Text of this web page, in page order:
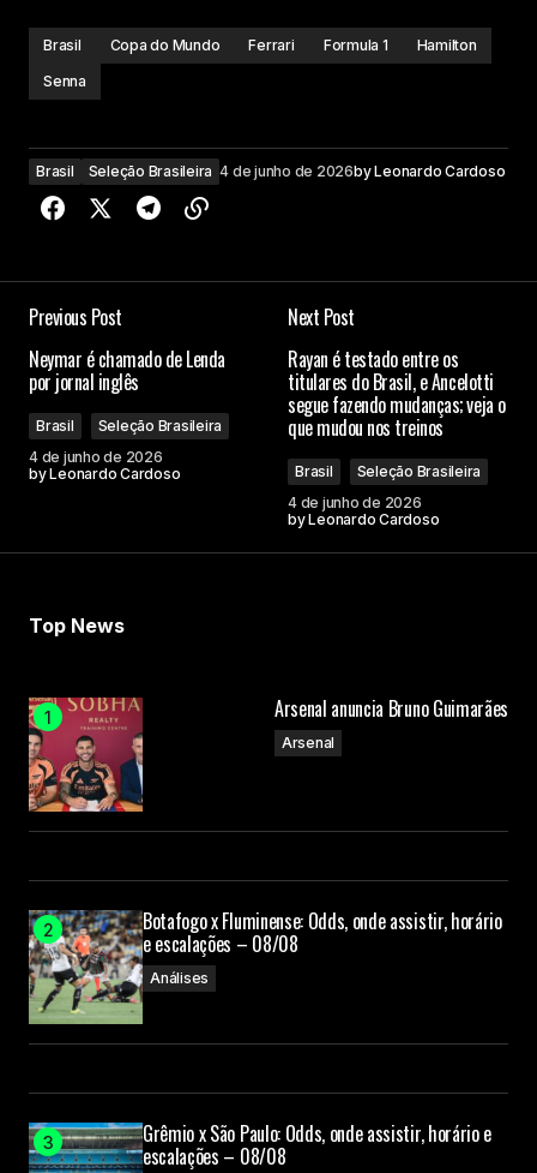
Brasil Copa do Mundo Ferrari Formula 1
Hamilton
Senna
Brasil Seleção Brasileira 4 de junho de 2026byLeonardo Cardoso
Previous Post
Neymar é chamado de Lenda
por jornal inglês
Brasil
Seleção Brasileira
4 de junho de 2026
byLeonardo Cardoso
Next Post
Rayan é testado entre os
titulares do Brasil, e Ancelotti
segue fazendo mudanças; veja o
que mudou nos treinos
Brasil
Seleção Brasileira
4 de junho de 2026
byLeonardo Cardoso
Top News
Arsenal anuncia Bruno Guimarães
Arsenal
Botafogo x Fluminense: Odds, onde assistir, horário
e escalações – 08/08
Análises
Grêmio x São Paulo: Odds, onde assistir, horário e
escalações – 08/08